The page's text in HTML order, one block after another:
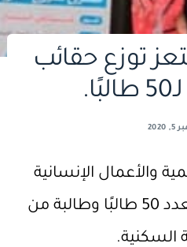
توزع حقائب
2020
والأعمال الإنسانية
بتعز حقائب مدرسية لعدد 50 طالبًا وطالبة من
السكنية.